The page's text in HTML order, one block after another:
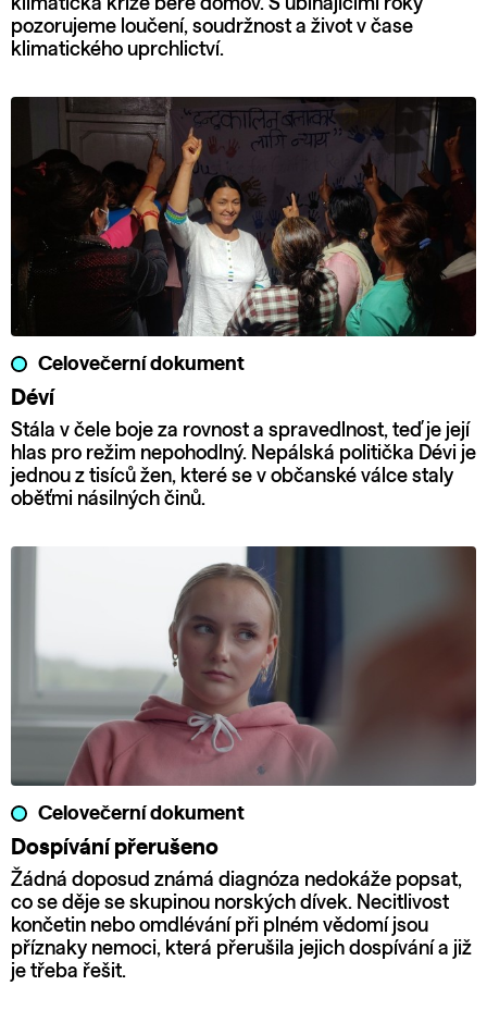
klimatická krize bere domov. S ubíhajícími roky
pozorujeme loučení, soudržnost a život v čase
klimatického uprchlictví.
Celovečerní dokument
Déví
Stála v čele boje za rovnost a spravedlnost, teď je její
hlas pro režim nepohodlný. Nepálská politička Dévi je
jednou z tisíců žen, které se v občanské válce staly
oběťmi násilných činů.
Celovečerní dokument
Dospívání přerušeno
Žádná doposud známá diagnóza nedokáže popsat,
co se děje se skupinou norských dívek. Necitlivost
končetin nebo omdlévání při plném vědomí jsou
příznaky nemoci, která přerušila jejich dospívání a již
je třeba řešit.